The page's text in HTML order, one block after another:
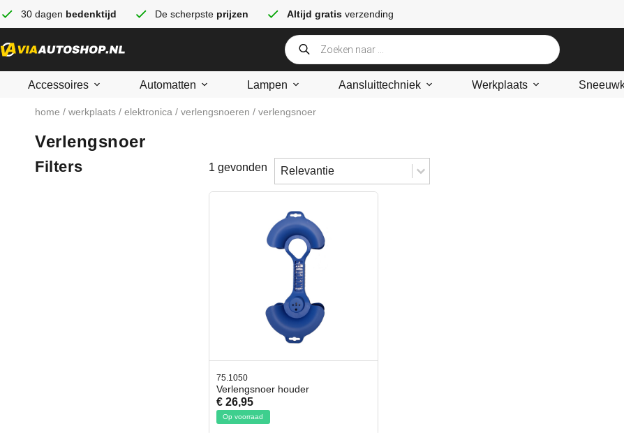
30 dagen bedenktijd De scherpste prijzen Altijd gratis verzending
Accessoires Automatten Lampen Aansluittechniek Werkplaats
home / werkplaats / elektronica / verlengsnoeren / verlengsnoer
Verlengsnoer
Filters 1 gevonden Sorteren
Sort content
Sort content
75.1050
Verlengsnoer houder
€ 26,95
Op voorraad